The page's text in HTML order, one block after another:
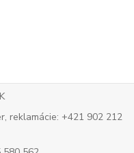
reklamácie: +421 902 212